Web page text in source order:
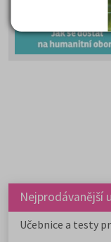
Nejprodávanější
Učebnice a testy